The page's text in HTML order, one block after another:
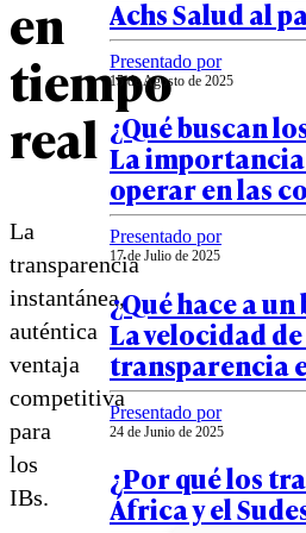
en
tiempo
real
La
transparencia
instantánea,
auténtica
ventaja
competitiva
para
los
IBs.
Achs Salud al
Presentado por
15 de Agosto de 2025
¿Qué buscan
La
operar en las
Presentado por
17 de Julio de 2025
¿Qué hace a
La velocidad
transparencia
Presentado por
24 de Junio de 2025
¿Por qué los
África y el